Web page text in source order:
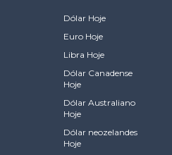
Dólar Hoje
Euro Hoje
Libra Hoje
Dólar Canadense
Hoje
Dólar Australiano
Hoje
Dólar neozelandes
Hoje